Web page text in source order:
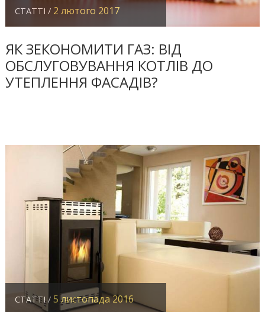
СТАТТІ / 2 лютого 2017
ЯК ЗЕКОНОМИТИ ГАЗ: ВІД
ОБСЛУГОВУВАННЯ КОТЛІВ ДО
УТЕПЛЕННЯ ФАСАДІВ?
СТАТТІ / 5 листопада 2016